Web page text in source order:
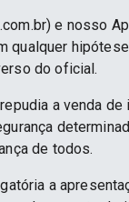
e nosso
qualquer
do oficial.
a venda
de todos.
a